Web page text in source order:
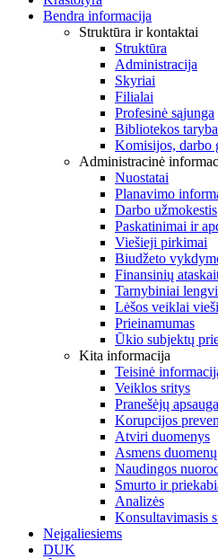
Bendra informacija
Struktūra ir kontaktai
Struktūra
Administracija
Skyriai
Filialai
Profesinė sąjunga
Bibliotekos taryba
Komisijos, darbo
Administracinė
Nuostatai
Planavimo
Darbo užmokestis
Paskatinimai ir
Viešieji pirkimai
Biudžeto
Finansinių
Tarnybiniai
Lėšos veiklai
Prieinamumas
Ūkio subjektų
Kita informacija
Teisinė
Veiklos sritys
Pranešėjų apsauga
Korupcijos
Atviri duomenys
Asmens
Naudingos
Smurto ir
Analizės
Konsultavimasis
Neįgaliesiems
DUK